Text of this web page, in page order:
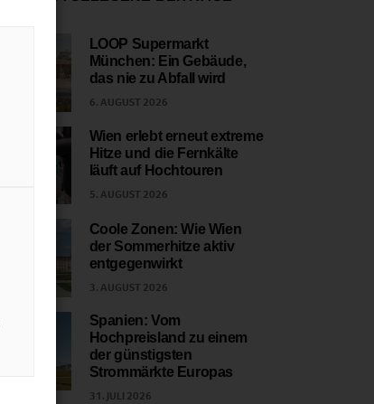
LOOP Supermarkt
München: Ein Gebäude,
das nie zu Abfall wird
6. AUGUST 2026
Wien erlebt erneut extreme
Hitze und die Fernkälte
läuft auf Hochtouren
5. AUGUST 2026
Coole Zonen: Wie Wien
der Sommerhitze aktiv
entgegenwirkt
3. AUGUST 2026
Spanien: Vom
Hochpreisland zu einem
der günstigsten
Strommärkte Europas
31. JULI 2026